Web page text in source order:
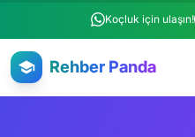
Ana içeriğe atlaKoçluk için ulaşın!
Rehber Panda